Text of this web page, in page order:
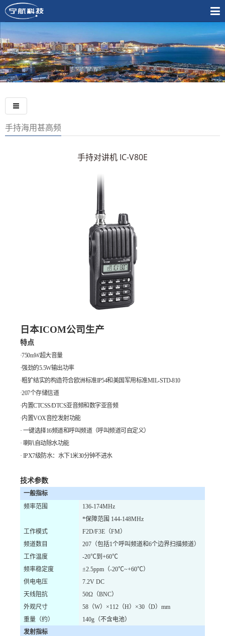
手持海用甚高频
手持对讲机 IC-V80E
日本ICOM公司生产
特点
·750mW超大音量
·强劲的5.5W输出功率
·粗犷结实的构造符合欧洲标准IP54和美国军用标准MIL-STD-810
·207个存储信道
·内置CTCSS/DTCS亚音频和数字亚音频
·内置VOX音控发射功能
· 一键选择16频道和呼叫频道（呼叫频道可自定义）
· 喇叭自动除水功能
· IPX7级防水：水下1米30分钟不进水
技术参数
一般指标
频率范围
136-174MHz
*保障范围 144-148MHz
工作模式
F2D/F3E （FM）
频道数目
207 （包括1个呼叫频道和6个边界扫描频道）
工作温度
-20℃到+60℃
频率稳定度
±2.5ppm （-20℃~+60℃）
供电电压
7.2V DC
天线阻抗
50Ω（BNC）
外观尺寸
58 （W）×112 （H）×30 （D）mm
重量（约）
140g （不含电池）
发射指标